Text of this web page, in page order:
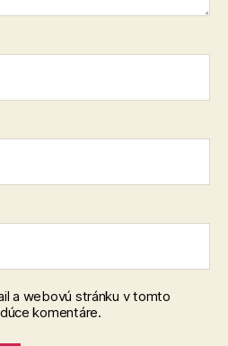
a webovú stránku v tomto
komentáre.